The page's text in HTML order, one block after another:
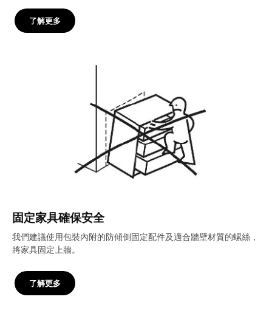
了解更多
固定家具確保安全
我們建議使用包裝內附的防傾倒固定配件及適合牆壁材質的螺絲，
將家具固定上牆。
了解更多